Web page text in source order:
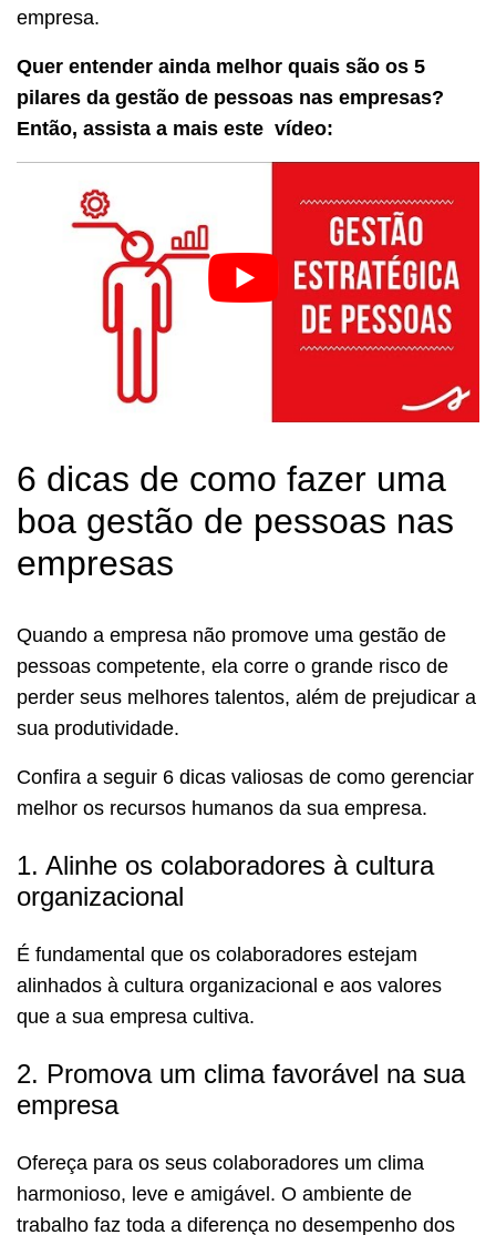
empresa.
Quer entender ainda melhor quais são os 5
pilares da gestão de pessoas nas empresas?
Então, assista a mais este vídeo:
6 dicas de como fazer uma
boa gestão de pessoas nas
empresas
Quando a empresa não promove uma gestão de
pessoas competente, ela corre o grande risco de
perder seus melhores talentos, além de prejudicar a
sua produtividade.
Confira a seguir 6 dicas valiosas de como gerenciar
melhor os recursos humanos da sua empresa.
1. Alinhe os colaboradores à cultura
organizacional
É fundamental que os colaboradores estejam
alinhados à cultura organizacional e aos valores
que a sua empresa cultiva.
2. Promova um clima favorável na sua
empresa
Ofereça para os seus colaboradores um clima
harmonioso, leve e amigável. O ambiente de
trabalho faz toda a diferença no desempenho dos